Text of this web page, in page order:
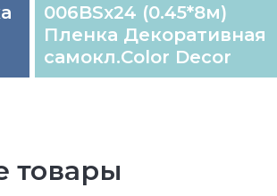
006BSх24 (0.45*8м)
Пленка Декоративная
самокл.Color Decor
товары